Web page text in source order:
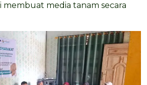
media tanam secara